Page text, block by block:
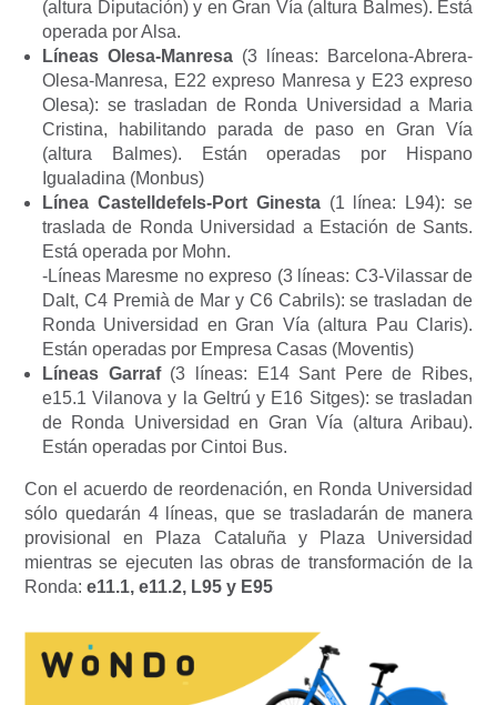
(altura Diputación) y en Gran Vía (altura Balmes). Está
operada por Alsa.
Líneas Olesa-Manresa (3 líneas: Barcelona-Abrera-
Olesa-Manresa, E22 expreso Manresa y E23 expreso
Olesa): se trasladan de Ronda Universidad a Maria
Cristina, habilitando parada de paso en Gran Vía
(altura Balmes). Están operadas por Hispano
Igualadina (Monbus)
Línea Castelldefels-Port Ginesta(1 línea: L94): se
traslada de Ronda Universidad a Estación de Sants.
Está operada por Mohn.
-Líneas Maresme no expreso (3 líneas: C3-Vilassar de
Dalt, C4 Premià de Mar y C6 Cabrils): se trasladan de
Ronda Universidad en Gran Vía (altura Pau Claris).
Están operadas por Empresa Casas (Moventis)
Líneas Garraf(3 líneas: E14 Sant Pere de Ribes,
e15.1 Vilanova y la Geltrú y E16 Sitges): se trasladan
de Ronda Universidad en Gran Vía (altura Aribau).
Están operadas por Cintoi Bus.
Con el acuerdo de reordenación, en Ronda Universidad
sólo quedarán 4 líneas, que se trasladarán de manera
provisional en Plaza Cataluña y Plaza Universidad
mientras se ejecuten las obras de transformación de la
Ronda: e11.1, e11.2, L95 y E95